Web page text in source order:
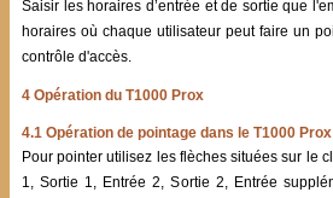
Saisir les horaires d’entrée et de sortie que
horaires où chaque utilisateur peut faire un
contrôle d'accès.
4 Opération du T1000 Prox
4.1 Opération de pointage dans le T1000 Prox
Pour pointer utilisez les flèches situées sur le
1, Sortie 1, Entrée 2, Sortie 2, Entrée